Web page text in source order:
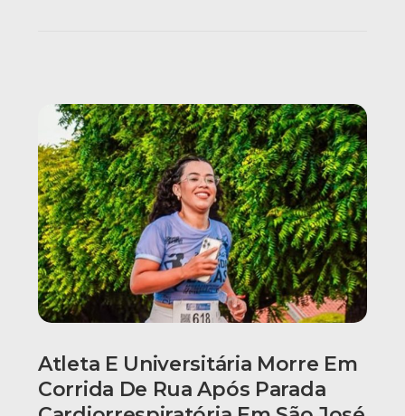
Atleta E Universitária Morre Em
Corrida De Rua Após Parada